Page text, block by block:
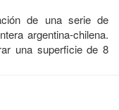
de una serie de
argentina-chilena.
una superficie de 8